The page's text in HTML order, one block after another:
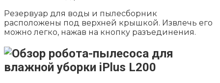
Резервуар для воды и пылесборник
расположены под верхней крышкой. Извлечь его
можно легко, нажав на кнопку разъединения.